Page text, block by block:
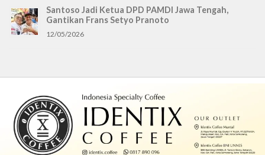
Santoso Jadi Ketua DPD PAMDI Jawa Tengah,
Gantikan Frans Setyo Pranoto
12/05/2026